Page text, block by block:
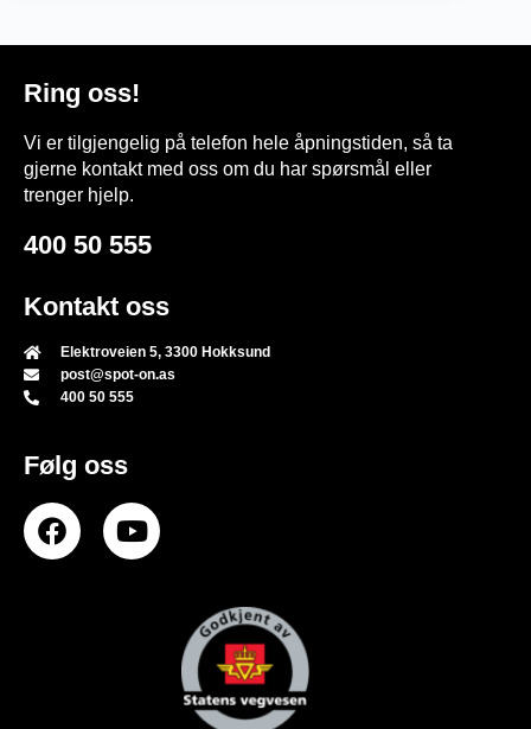
Ring oss!
Vi er tilgjengelig på telefon hele åpningstiden, så ta
gjerne kontakt med oss om du har spørsmål eller
trenger hjelp.
400 50 555
Kontakt oss
Elektroveien 5, 3300 Hokksund
post@spot-on.as
400 50 555
Følg oss